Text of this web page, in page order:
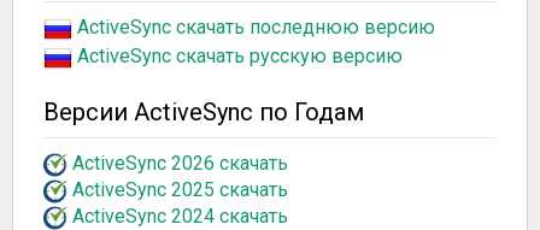
ActiveSync скачать последнюю версию
ActiveSync скачать русскую версию
Версии ActiveSync по Годам
ActiveSync 2026 скачать
ActiveSync 2025 скачать
ActiveSync 2024 скачать